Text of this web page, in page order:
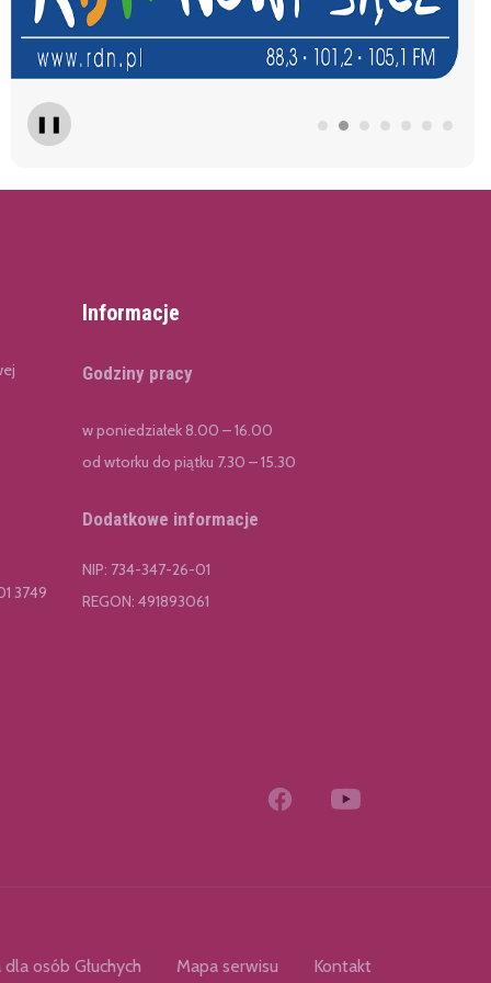
❚❚
3749
Informacje
Godziny pracy
w poniedziałek 8.00 – 16.00
od wtorku do piątku 7.30 – 15.30
Dodatkowe informacje
NIP: 734-347-26-01
REGON: 491893061
osób Głuchych Mapa serwisu Kontakt